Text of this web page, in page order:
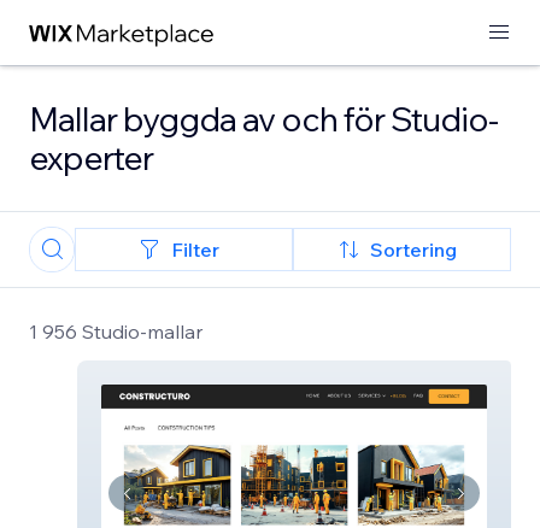
Mallar byggda av och för Studio-
experter
Filter Sortering
1 956 Studio-mallar